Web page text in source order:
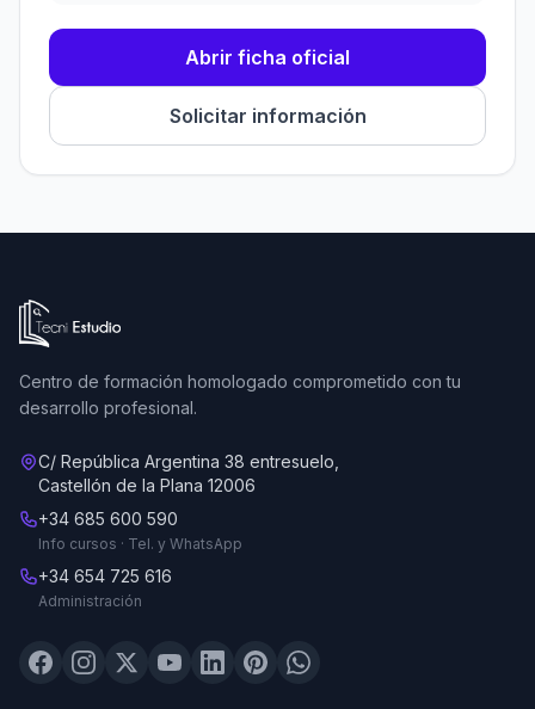
Abrir ficha oficial
Solicitar información
Ir a la página de inicio de Tecni Estudio
Centro de formación homologado comprometido con tu
desarrollo profesional.
C/ República Argentina 38 entresuelo,
Castellón de la Plana 12006
+34 685 600 590
Info cursos · Tel. y WhatsApp
+34 654 725 616
Administración